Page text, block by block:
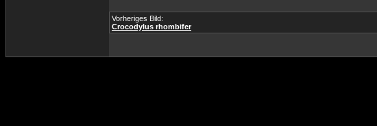
Vorheriges Bild:
Crocodylus rhombifer